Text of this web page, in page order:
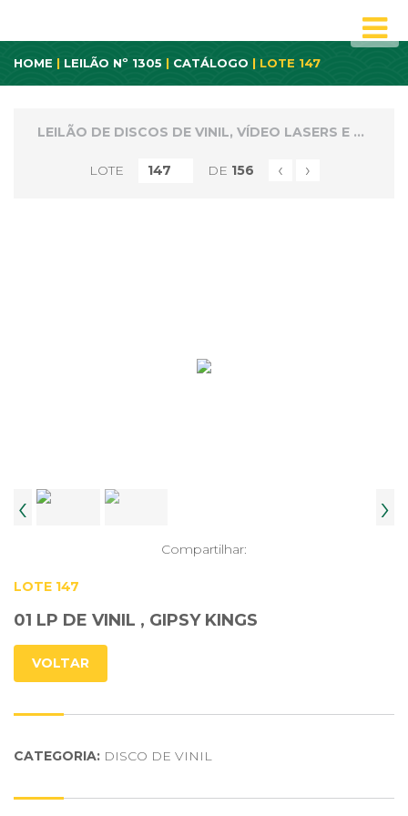
HOME | LEILÃO Nº 1305 | CATÁLOGO | LOTE 147
LEILÃO DE DISCOS DE VINIL, VÍDEO LASERS E CD'S
LOTE DE 156 ‹ ›
‹ ›
Compartilhar:
LOTE 147
01 LP DE VINIL , GIPSY KINGS
VOLTAR
CATEGORIA: DISCO DE VINIL